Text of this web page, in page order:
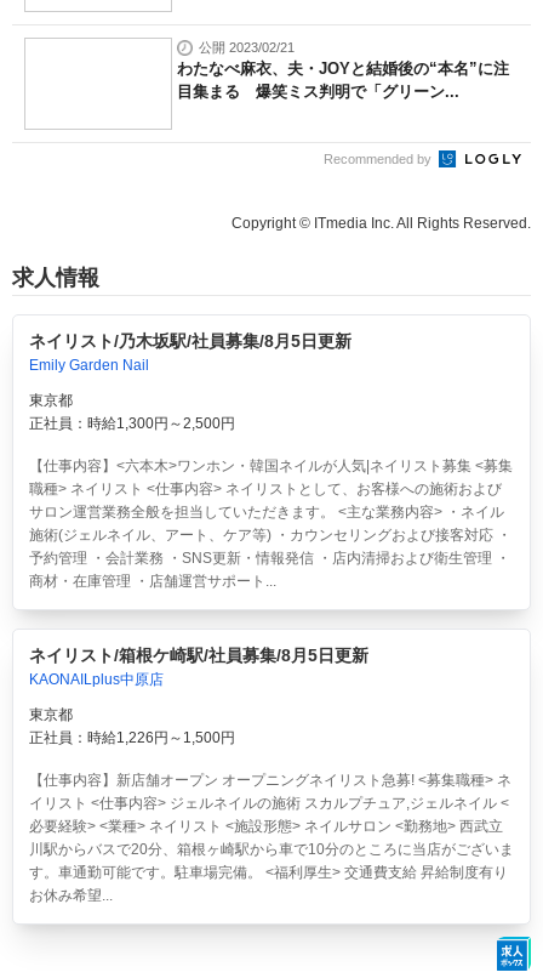
公開 2023/02/21
わたなべ麻衣、夫・JOYと結婚後の“本名”に注
目集まる 爆笑ミス判明で「グリーン...
Recommended by
Copyright © ITmedia Inc. All Rights Reserved.
求人情報
ネイリスト/乃木坂駅/社員募集/8月5日更新
Emily Garden Nail
東京都
正社員：時給1,300円～2,500円
【仕事内容】<六本木>ワンホン・韓国ネイルが人気|ネイリスト募集 <募集
職種> ネイリスト <仕事内容> ネイリストとして、お客様への施術および
サロン運営業務全般を担当していただきます。 <主な業務内容> ・ネイル
施術(ジェルネイル、アート、ケア等) ・カウンセリングおよび接客対応 ・
予約管理 ・会計業務 ・SNS更新・情報発信 ・店内清掃および衛生管理 ・
商材・在庫管理 ・店舗運営サポート...
ネイリスト/箱根ケ崎駅/社員募集/8月5日更新
KAONAILplus中原店
東京都
正社員：時給1,226円～1,500円
【仕事内容】新店舗オープン オープニングネイリスト急募! <募集職種> ネ
イリスト <仕事内容> ジェルネイルの施術 スカルプチュア,ジェルネイル <
必要経験> <業種> ネイリスト <施設形態> ネイルサロン <勤務地> 西武立
川駅からバスで20分、箱根ヶ崎駅から車で10分のところに当店がございま
す。車通勤可能です。駐車場完備。 <福利厚生> 交通費支給 昇給制度有り
お休み希望...